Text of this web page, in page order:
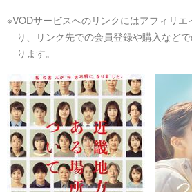
※VODサービスへのリンクにはアフィリ
り、リンク先での会員登録や購入など
ります。